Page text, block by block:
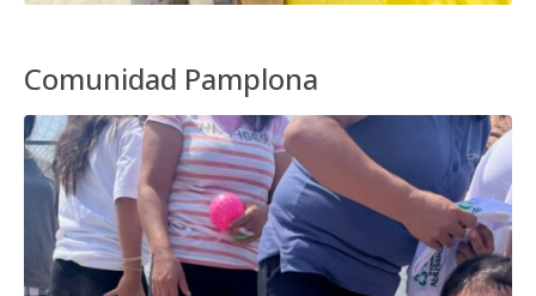
Comunidad Pamplona